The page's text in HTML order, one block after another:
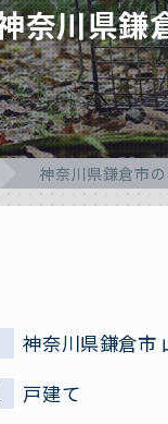
奈川県鎌
神奈川県鎌倉市
神奈川県鎌倉市
戸建て